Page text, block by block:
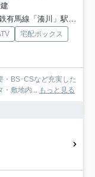
有馬線「湊川」駅 徒歩10分
宅配ボックス
・BS･CSなど充実した
・敷地内... もっと見る